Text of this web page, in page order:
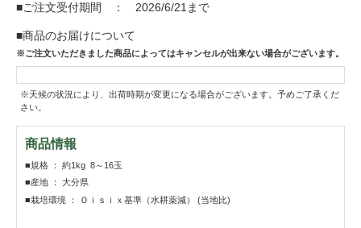
■ご注文受付期間 ： 2026/6/21まで
■商品のお届けについて
※ご注文いただきました商品によってはキャンセルが出来ない場合がございます。
※天候の状況により、出荷時期が変更になる場合がございます。予めご了承くだ
さい。
商品情報
■規格 ： 約1kg 8～16玉
■産地 ： 大分県
■栽培環境 ： Ｏｉｓｉｘ基準（水耕薬減） (当地比)